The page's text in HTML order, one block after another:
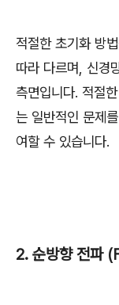
적절한 초기화 방
따라 다르며, 신경
측면입니다. 적절
는 일반적인 문제
여할 수 있습니다.
2. 순방향 전파